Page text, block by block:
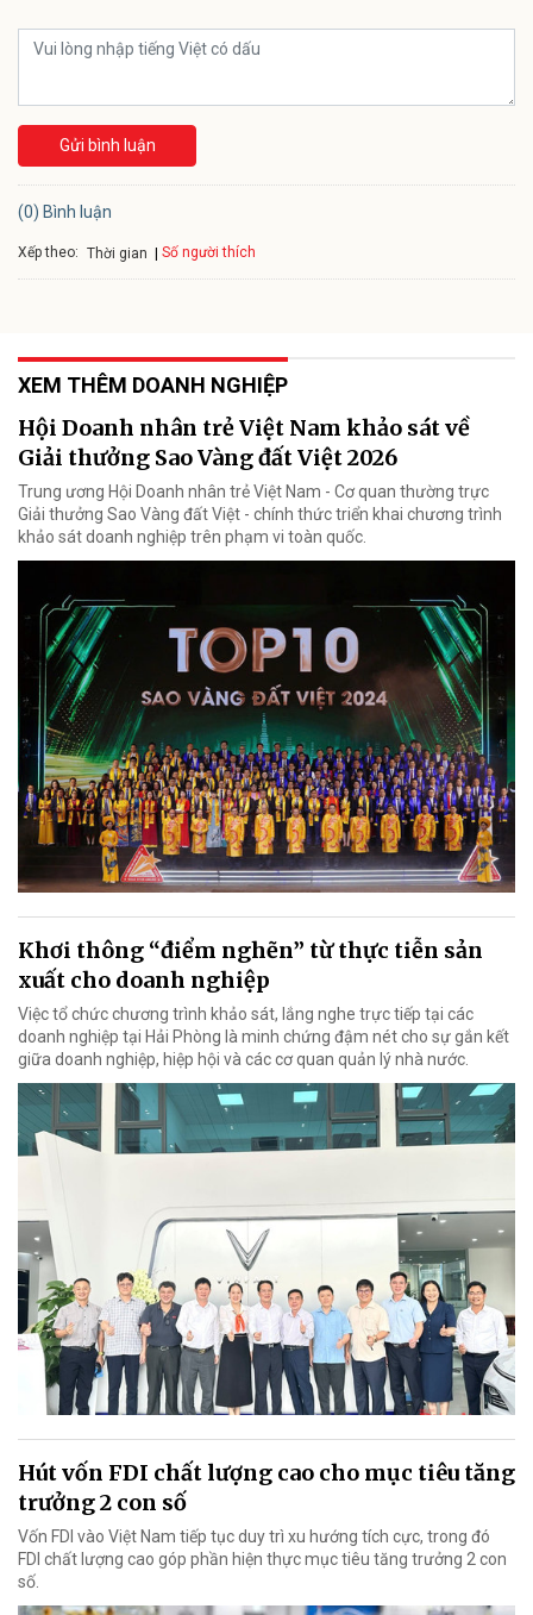
Gửi bình luận
(0) Bình luận
Xếp theo: Thời gian Số người thích
XEM THÊM DOANH NGHIỆP
Hội Doanh nhân trẻ Việt Nam khảo sát về
Giải thưởng Sao Vàng đất Việt 2026
Trung ương Hội Doanh nhân trẻ Việt Nam - Cơ quan thường trực
Giải thưởng Sao Vàng đất Việt - chính thức triển khai chương trình
khảo sát doanh nghiệp trên phạm vi toàn quốc.
Khơi thông “điểm nghẽn” từ thực tiễn sản
xuất cho doanh nghiệp
Việc tổ chức chương trình khảo sát, lắng nghe trực tiếp tại các
doanh nghiệp tại Hải Phòng là minh chứng đậm nét cho sự gắn kết
giữa doanh nghiệp, hiệp hội và các cơ quan quản lý nhà nước.
Hút vốn FDI chất lượng cao cho mục tiêu tăng
trưởng 2 con số
Vốn FDI vào Việt Nam tiếp tục duy trì xu hướng tích cực, trong đó
FDI chất lượng cao góp phần hiện thực mục tiêu tăng trưởng 2 con
số.